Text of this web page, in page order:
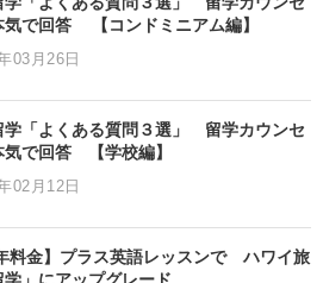
気で回答 【コンドミニアム編】
03月26日
学「よくある質問３選」 留学カウンセ
気で回答 【学校編】
02月12日
料金】プラス英語レッスンで ハワイ旅
学」にアップグレード